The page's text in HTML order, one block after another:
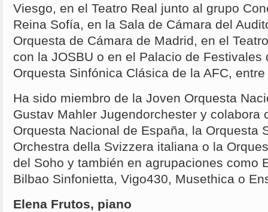
Viesgo, en el Teatro Real junto al grupo
Reina Sofía, en la Sala de Cámara del
Orquesta de Cámara de Madrid, en el
con la JOSBU o en el Palacio de Festivales
Orquesta Sinfónica Clásica de la AFC,
Ha sido miembro de la Joven Orquesta
Gustav Mahler Jugendorchester y colabora
Orquesta Nacional de España, la Orquesta
Orchestra della Svizzera italiana o la
del Soho y también en agrupaciones como
Bilbao Sinfonietta, Vigo430, Musethica o
Elena Frutos, piano